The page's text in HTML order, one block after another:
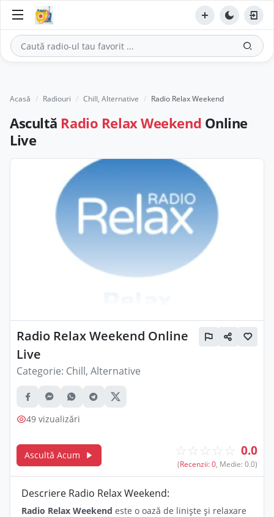
Acasă Radiouri Chill, Alternative Radio Relax Weekend
Ascultă Radio Relax Weekend Online
Live
Radio Relax Weekend Online
Live
Categorie: Chill, Alternative
49 vizualizări
Ascultă Acum ☆ ☆ ☆ ☆ ☆ 0.0
(Recenzii: 0, Medie: 0.0)
Descriere Radio Relax Weekend:
Radio Relax Weekend este o oază de liniște și relaxare